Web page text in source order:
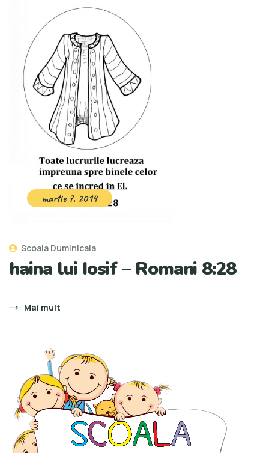
martie 7, 2014
Scoala Duminicala
haina lui Iosif – Romani 8:28
Mai mult